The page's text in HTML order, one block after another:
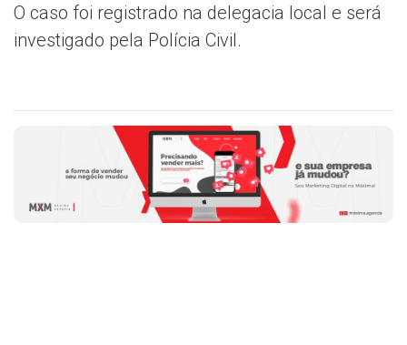
O caso foi registrado na delegacia local e será
investigado pela Polícia Civil.